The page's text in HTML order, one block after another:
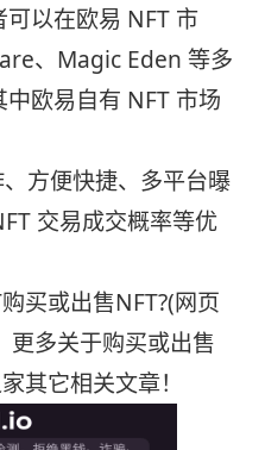
以在欧易 NFT 市
、Magic Eden 等多
欧易自有 NFT 市场
方便快捷、多平台曝
交易成交概率等优
买或出售NFT?(网页
更多关于购买或出售
其它相关文章！